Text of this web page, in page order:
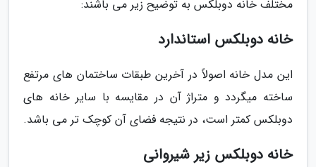
مختلف خانه دوبلکس به توضیح زیر می باشند:
خانه دوبلکس استاندارد
این مدل خانه اصولاً در آخرین طبقات ساختمان های مرتفع
ساخته میگردد و متراژ آن در مقایسه با سایر خانه های
دوبلکس کمتر است، در نتیجه فضای آن کوچک تر می باشد.
خانه دوبلکس زیر شیروانی